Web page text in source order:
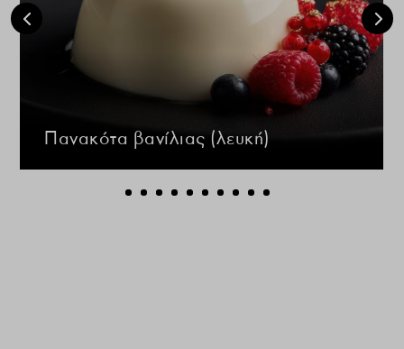
Πανακότα βανίλιας (λευκή)